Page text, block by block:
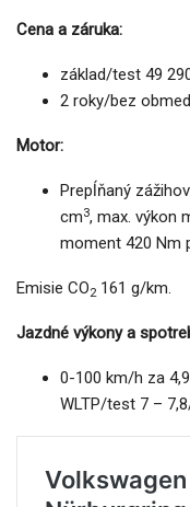
Cena a záruka:
základ/test 49
2 roky/bez
Motor:
Prepĺňaný
cm3, max. výkon
moment 420 Nm
Emisie CO2 161 g/km.
Jazdné výkony a
0-100 km/h za
WLTP/test 7 –